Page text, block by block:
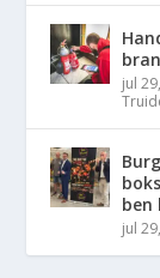
jul
ben
jul